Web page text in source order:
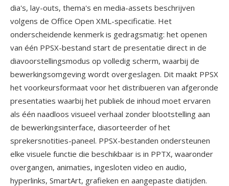
dia's, lay-outs, thema's en media-assets beschrijven
volgens de Office Open XML-specificatie. Het
onderscheidende kenmerk is gedragsmatig: het openen
van één PPSX-bestand start de presentatie direct in de
diavoorstellingsmodus op volledig scherm, waarbij de
bewerkingsomgeving wordt overgeslagen. Dit maakt PPSX
het voorkeursformaat voor het distribueren van afgeronde
presentaties waarbij het publiek de inhoud moet ervaren
als één naadloos visueel verhaal zonder blootstelling aan
de bewerkingsinterface, diasorteerder of het
sprekersnotities-paneel. PPSX-bestanden ondersteunen
elke visuele functie die beschikbaar is in PPTX, waaronder
overgangen, animaties, ingesloten video en audio,
hyperlinks, SmartArt, grafieken en aangepaste diatijden.